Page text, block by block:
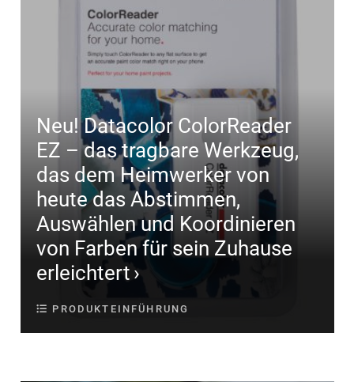
Neu! Datacolor ColorReader
EZ – das tragbare Werkzeug,
das dem Heimwerker von
heute das Abstimmen,
Auswählen und Koordinieren
von Farben für sein Zuhause
erleichtert
PRODUKTEINFÜHRUNG